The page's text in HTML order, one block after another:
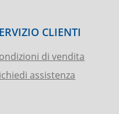
CLIENTI
di vendita
assistenza